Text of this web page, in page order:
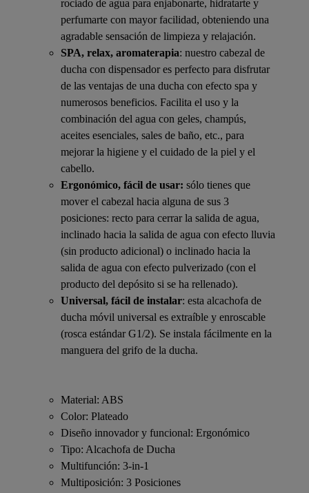
rociado de agua para enjabonarte, hidratarte y
perfumarte con mayor facilidad, obteniendo una
agradable sensación de limpieza y relajación.
SPA, relax, aromaterapia: nuestro cabezal de
ducha con dispensador es perfecto para disfrutar
de las ventajas de una ducha con efecto spa y
numerosos beneficios. Facilita el uso y la
combinación del agua con geles, champús,
aceites esenciales, sales de baño, etc., para
mejorar la higiene y el cuidado de la piel y el
cabello.
Ergonómico, fácil de usar: sólo tienes que
mover el cabezal hacia alguna de sus 3
posiciones: recto para cerrar la salida de agua,
inclinado hacia la salida de agua con efecto lluvia
(sin producto adicional) o inclinado hacia la
salida de agua con efecto pulverizado (con el
producto del depósito si se ha rellenado).
Universal, fácil de instalar: esta alcachofa de
ducha móvil universal es extraíble y enroscable
(rosca estándar G1/2). Se instala fácilmente en la
manguera del grifo de la ducha.
Material: ABS
Color: Plateado
Diseño innovador y funcional: Ergonómico
Tipo: Alcachofa de Ducha
Multifunción: 3-in-1
Multiposición: 3 Posiciones